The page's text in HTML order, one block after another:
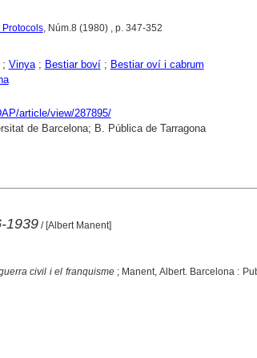
Protocols, Núm.8 (1980) , p. 347-352
; Vinya; Bestiar boví; Bestiar oví i cabrum
article/view/287895/
de Barcelona; B. Pública de Tarragona
1939/ [Albert Manent]
civil i el franquisme; Manent, Albert. Barcelona :